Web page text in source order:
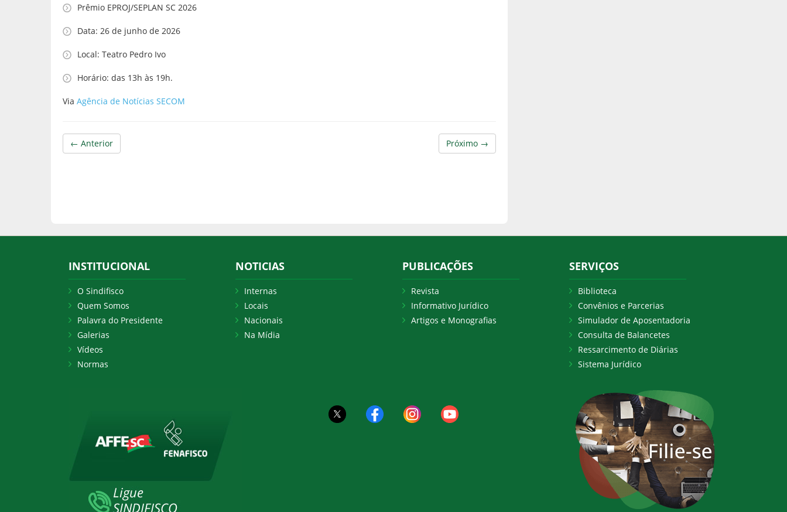
Prêmio EPROJ/SEPLAN SC 2026
Data: 26 de junho de 2026
Local: Teatro Pedro Ivo
Horário: das 13h às 19h.
Via Agência de Notícias SECOM
Próximo →
← Anterior
INSTITUCIONAL
O Sindifisco
Quem Somos
Palavra do Presidente
Galerias
Vídeos
Normas
NOTICIAS
Internas
Locais
Nacionais
Na Mídia
PUBLICAÇÕES
Revista
Informativo Jurídico
Artigos e Monografias
SERVIÇOS
Biblioteca
Convênios e Parcerias
Simulador de Aposentadoria
Consulta de Balancetes
Ressarcimento de Diárias
Sistema Jurídico